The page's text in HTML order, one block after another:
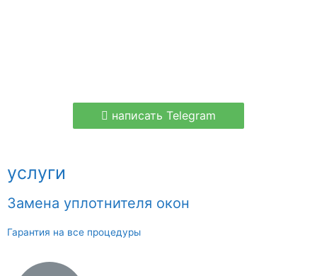
написать Telegram
услуги
Замена уплотнителя окон
Гарантия на все процедуры